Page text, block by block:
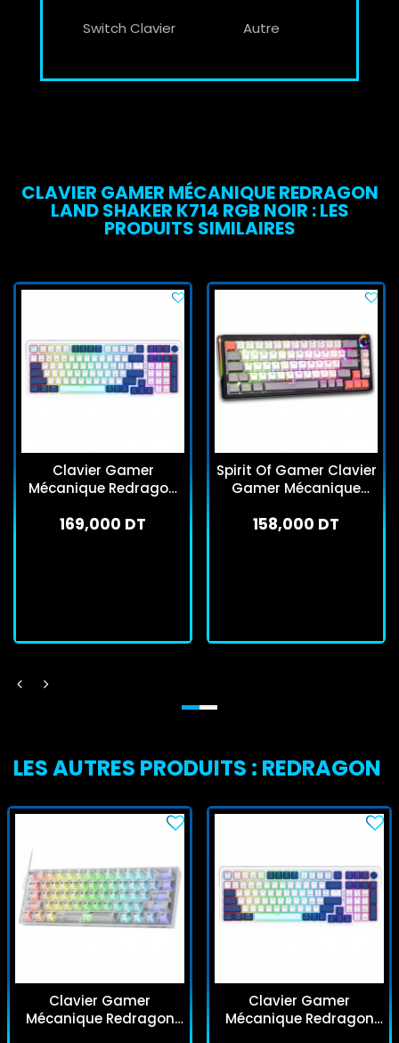
Switch Clavier Autre
CLAVIER GAMER MÉCANIQUE REDRAGON
LAND SHAKER K714 RGB NOIR : LES
PRODUITS SIMILAIRES
Clavier Gamer
Mécanique Redragon
Bleu
169,000 DT
Spirit Of Gamer Clavier
Gamer Mécanique
158,000 DT
LES AUTRES PRODUITS : REDRAGON
Clavier Gamer
Mécanique Redragon
Clavier Gamer
Mécanique Redragon